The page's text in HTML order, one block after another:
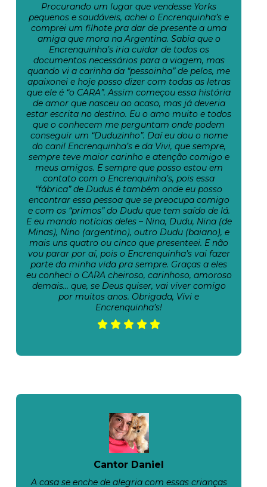
Procurando um lugar que vendesse Yorks
pequenos e saudáveis, achei o Encrenquinha’s e
comprei um filhote pra dar de presente a uma
amiga que mora na Argentina. Sabia que o
Encrenquinha’s iria cuidar de todos os
documentos necessários para a viagem, mas
quando vi a carinha da “pessoinha” de pelos, me
apaixonei e hoje posso dizer com todas as letras
que ele é “o CARA”. Assim começou essa história
de amor que nasceu ao acaso, mas já deveria
estar escrita no destino. Eu o amo muito e todos
que o conhecem me perguntam onde podem
conseguir um “Duduzinho”. Daí eu dou o nome
do canil Encrenquinha’s e da Vivi, que sempre,
sempre teve maior carinho e atenção comigo e
meus amigos. E sempre que posso estou em
contato com o Encrenquinha’s, pois essa
“fábrica” de Dudus é também onde eu posso
encontrar essa pessoa que se preocupa comigo
e com os “primos” do Dudu que tem saído de lá.
E eu mando notícias deles – Nina, Dudu, Nina (de
Minas), Nino (argentino), outro Dudu (baiano), e
mais uns quatro ou cinco que presenteei. E não
vou parar por aí, pois o Encrenquinha’s vai fazer
parte da minha vida pra sempre. Graças a eles
eu conheci o CARA cheiroso, carinhoso, amoroso
demais… que, se Deus quiser, vai viver comigo
por muitos anos. Obrigada, Vivi e
Encrenquinha’s!
Cantor Daniel
A casa se enche de alegria com essas crianças